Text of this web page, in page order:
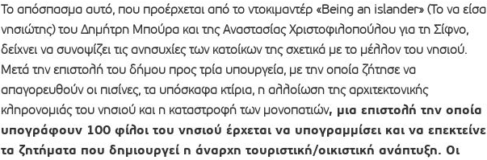
Το απόσπασμα αυτό, που προέρχεται από το ντοκιμαντέρ «Being an islander» (Το να
νησιώτης) του Δημήτρη Μπούρα και της Αναστασίας Χριστοφιλοπούλου για τη Σίφνο,
δείχνει να συνοψίζει τις ανησυχίες των κατοίκων της σχετικά με το μέλλον του νησιού.
Μετά την επιστολή του δήμου προς τρία υπουργεία, με την οποία ζήτησε να
απαγορευθούν οι πισίνες, τα υπόσκαφα κτίρια, η αλλοίωση της αρχιτεκτονικής
κληρονομιάς του νησιού και η καταστροφή των μονοπατιών, μια επιστολή την οποία
υπογράφουν 100 φίλοι του νησιού έρχεται να υπογραμμίσει και να
τα ζητήματα που δημιουργεί η άναρχη τουριστική/οικιστική ανάπτυξη. Οι